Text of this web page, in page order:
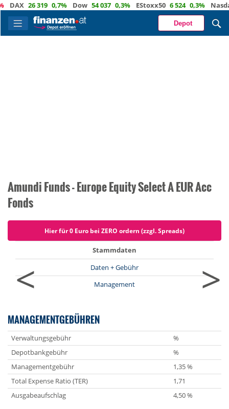
DAX 26 319 0,7% Dow 54 037 0,3% EStoxx50 6 524 0,3% Nasdaq
Depot
Amundi Funds - Europe Equity Select A EUR Acc
Fonds
Hier für 0 Euro bei ZERO ordern (zzgl. Spreads)
<
Stammdaten
Daten + Gebühr
Management
>
MANAGEMENTGEBÜHREN
Verwaltungsgebühr
%
Depotbankgebühr
%
Managementgebühr
1,35 %
Total Expense Ratio (TER)
1,71
Ausgabeaufschlag
4,50 %